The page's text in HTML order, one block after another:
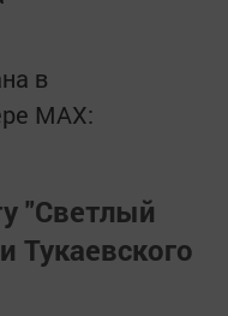
в
MАХ:
"Светлый
Тукаевского